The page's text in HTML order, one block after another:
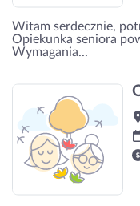
Witam serdecznie,
Opiekunka seniora
Wymagania...